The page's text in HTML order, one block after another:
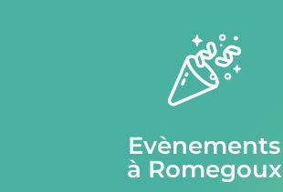
Evènements
à Romegoux